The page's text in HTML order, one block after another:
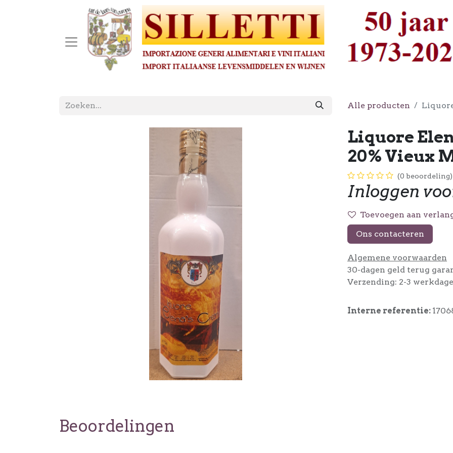
Alle producten
Liquore
20% Vieux
(0 beoordeling)
Inloggen
Toevoegen aan
Ons contacteren
Algemene voorwaarden
30-dagen geld terug
Verzending: 2-3
Interne referentie:
Beoordelingen